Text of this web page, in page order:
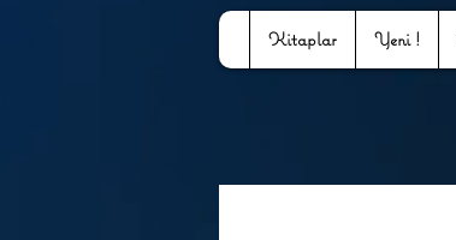
Kitaplar Yeni !